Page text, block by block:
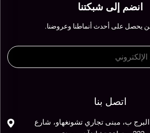
انضم إلى شبكتنا
يحصل على أحدث أنماطنا وعروضنا.
اتصل بنا
ب، مبنى تجاري تشونغهاو، شارع